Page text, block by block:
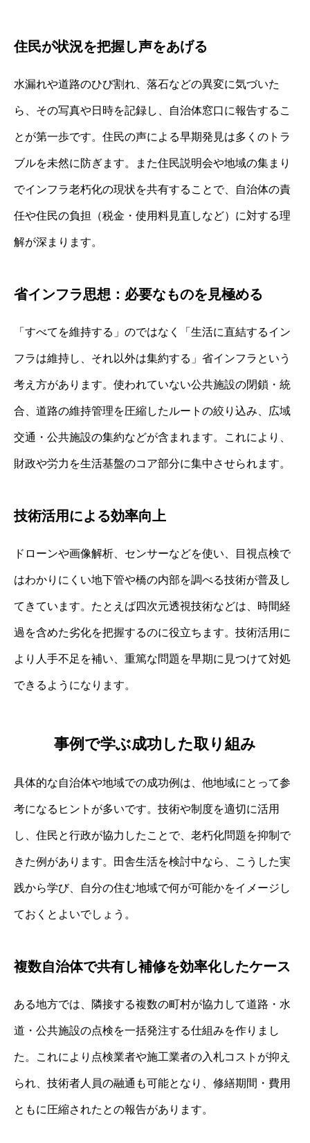
住民が状況を把握し声をあげる
水漏れや道路のひび割れ、落石などの異変に気づいた
ら、その写真や日時を記録し、自治体窓口に報告するこ
とが第一歩です。住民の声による早期発見は多くのトラ
ブルを未然に防ぎます。また住民説明会や地域の集まり
でインフラ老朽化の現状を共有することで、自治体の責
任や住民の負担（税金・使用料見直しなど）に対する理
解が深まります。
省インフラ思想：必要なものを見極める
「すべてを維持する」のではなく「生活に直結するイン
フラは維持し、それ以外は集約する」省インフラという
考え方があります。使われていない公共施設の閉鎖・統
合、道路の維持管理を圧縮したルートの絞り込み、広域
交通・公共施設の集約などが含まれます。これにより、
財政や労力を生活基盤のコア部分に集中させられます。
技術活用による効率向上
ドローンや画像解析、センサーなどを使い、目視点検で
はわかりにくい地下管や橋の内部を調べる技術が普及し
てきています。たとえば四次元透視技術などは、時間経
過を含めた劣化を把握するのに役立ちます。技術活用に
より人手不足を補い、重篤な問題を早期に見つけて対処
できるようになります。
事例で学ぶ成功した取り組み
具体的な自治体や地域での成功例は、他地域にとって参
考になるヒントが多いです。技術や制度を適切に活用
し、住民と行政が協力したことで、老朽化問題を抑制で
きた例があります。田舎生活を検討中なら、こうした実
践から学び、自分の住む地域で何が可能かをイメージし
ておくとよいでしょう。
複数自治体で共有し補修を効率化したケース
ある地方では、隣接する複数の町村が協力して道路・水
道・公共施設の点検を一括発注する仕組みを作りまし
た。これにより点検業者や施工業者の入札コストが抑え
られ、技術者人員の融通も可能となり、修繕期間・費用
ともに圧縮されたとの報告があります。